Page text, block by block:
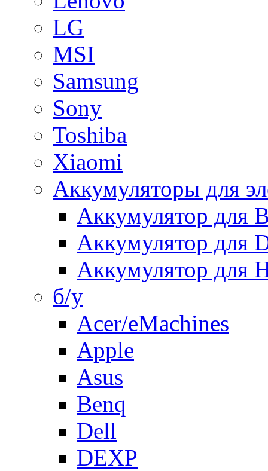
LG
MSI
Samsung
Sony
Toshiba
Xiaomi
Аккумуляторы для
Аккумулятор для
Аккумулятор для
Аккумулятор для
б/у
Acer/eMachines
Apple
Asus
Benq
Dell
DEXP